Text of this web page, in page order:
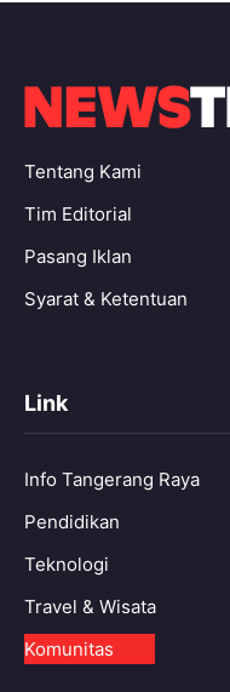
Tentang Kami
Tim Editorial
Pasang Iklan
Syarat & Ketentuan
Link
Info Tangerang Raya
Pendidikan
Teknologi
Travel & Wisata
Komunitas